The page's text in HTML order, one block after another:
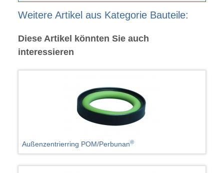
Weitere Artikel aus Kategorie Bauteile:
Diese Artikel könnten Sie auch
interessieren
Außenzentrierring POM/Perbunan®